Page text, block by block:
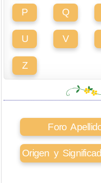
P Q
U V
Z
Foro
Origen y